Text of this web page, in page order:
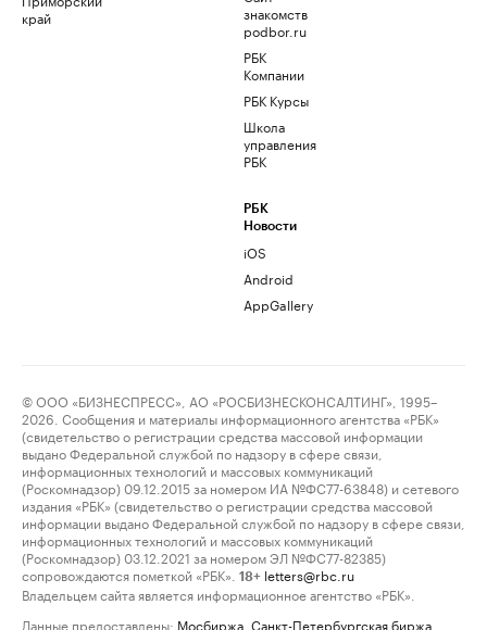
край
знакомств
podbor.ru
РБК
Компании
РБК Курсы
Школа
управления
РБК
РБК
Новости
iOS
Android
AppGallery
© ООО «БИЗНЕСПРЕСС», АО «РОСБИЗНЕСКОНСАЛТИНГ», 1995–
2026. Сообщения и материалы информационного агентства «РБК»
(свидетельство о регистрации средства массовой информации
выдано Федеральной службой по надзору в сфере связи,
информационных технологий и массовых коммуникаций
(Роскомнадзор) 09.12.2015 за номером ИА №ФС77-63848) и сетевого
издания «РБК» (свидетельство о регистрации средства массовой
информации выдано Федеральной службой по надзору в сфере связи,
информационных технологий и массовых коммуникаций
(Роскомнадзор) 03.12.2021 за номером ЭЛ №ФС77-82385)
сопровождаются пометкой «РБК».
18+ letters@rbc.ru
Владельцем сайта является информационное агентство «РБК».
Данные предоставлены: Мосбиржа Санкт-Петербургская биржа